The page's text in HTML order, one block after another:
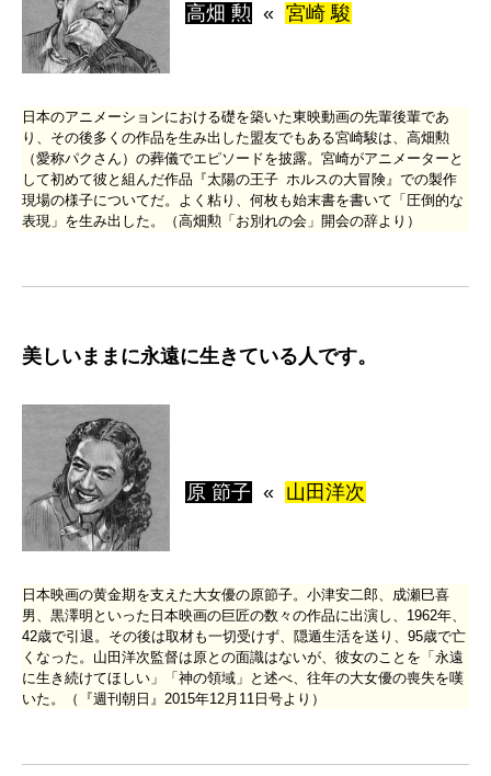
高畑 勲 « 宮崎 駿
日本のアニメーションにおける礎を築いた東映動画の先輩後輩であ
り、その後多くの作品を生み出した盟友でもある宮崎駿は、高畑勲
（愛称パクさん）の葬儀でエピソードを披露。宮崎がアニメーターと
して初めて彼と組んだ作品『太陽の王子 ホルスの大冒険』での製作
現場の様子についてだ。よく粘り、何枚も始末書を書いて「圧倒的な
表現」を生み出した。（高畑勲「お別れの会」開会の辞より）
美しいままに永遠に生きている人です。
原 節子 « 山田洋次
日本映画の黄金期を支えた大女優の原節子。小津安二郎、成瀬巳喜
男、黒澤明といった日本映画の巨匠の数々の作品に出演し、1962年、
42歳で引退。その後は取材も一切受けず、隠遁生活を送り、95歳で亡
くなった。山田洋次監督は原との面識はないが、彼女のことを「永遠
に生き続けてほしい」「神の領域」と述べ、往年の大女優の喪失を嘆
いた。（『週刊朝日』2015年12月11日号より）